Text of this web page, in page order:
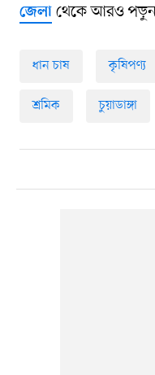
জেলাথেকে আরও
ধান চাষ কৃষিপণ্য
শ্রমিক চুয়াডাঙ্গা